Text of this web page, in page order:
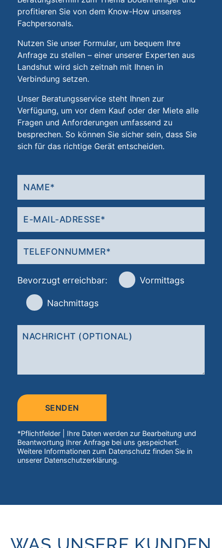
profitieren Sie von dem Know-How unseres
Fachpersonals.
Nutzen Sie unser Formular, um bequem Ihre
Anfrage zu stellen – einer unserer Experten aus
Landshut wird sich zeitnah mit Ihnen in
Verbindung setzen.
Unser Beratungsservice steht Ihnen zur
Verfügung, um vor dem Kauf oder der Miete alle
Fragen und Anforderungen umfassend zu
besprechen. So können Sie sicher sein, dass Sie
sich für das richtige Gerät entscheiden.
Bevorzugt erreichbar: Vormittags
Nachmittags
lasse
leer.
*Pflichtfelder | Ihre Daten werden zur Bearbeitung und
Beantwortung Ihrer Anfrage bei uns gespeichert.
Weitere Informationen zum Datenschutz finden Sie in
unserer Datenschutzerklärung.